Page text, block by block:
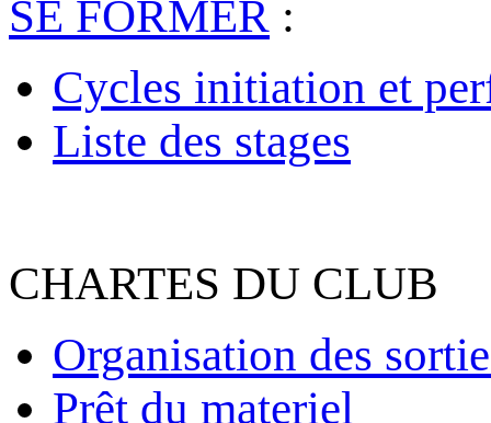
SE FORMER :
Cycles initiation et
Liste des stages
CHARTES DU CLUB
Organisation des
Prêt du materiel